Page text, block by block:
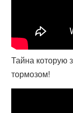
Тайна которую
тормозом!